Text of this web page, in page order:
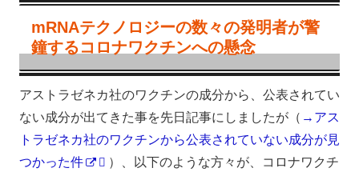
mRNAテクノロジーの数々の発明者が警
鐘するコロナワクチンへの懸念
アストラゼネカ社のワクチンの成分から、公表されてい
ない成分が出てきた事を先日記事にしましたが（ →アス
トラゼネカ社のワクチンから公表されていない成分が見
つかった件
）、以下のような方々が、コロナワクチ